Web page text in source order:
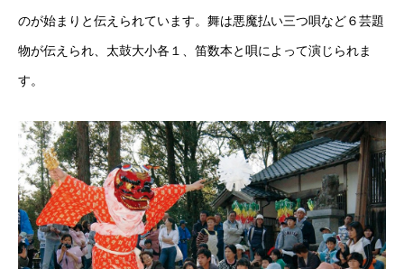
のが始まりと伝えられています。舞は悪魔払い三つ唄など６芸題
物が伝えられ、太鼓大小各１、笛数本と唄によって演じられま
す。